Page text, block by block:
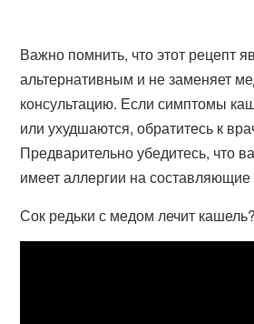
Важно помнить, что этот рецепт
альтернативным и не заменяет
консультацию. Если симптомы
или ухудшаются, обратитесь к
Предварительно убедитесь, что
имеет аллергии на составляющие
Сок редьки с медом лечит кашель?